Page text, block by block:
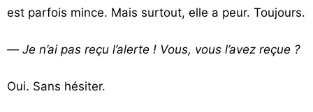
est parfois mince. Mais surtout, elle a peur. Toujours.
— Je n’ai pas reçu l’alerte ! Vous, vous l’avez reçue ?
Oui. Sans hésiter.